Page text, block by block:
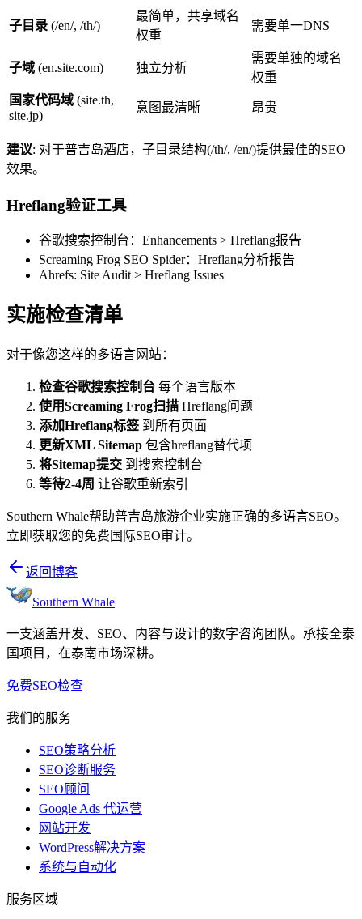
子目录 (/en/, /th/)
最简单，共享域名
权重
需要单一DNS
子域 (en.site.com) 独立分析
需要单独的域名
权重
国家代码域 (site.th,
site.jp)
意图最清晰 昂贵
建议: 对于普吉岛酒店，子目录结构(/th/, /en/)提供最佳的SEO
效果。
Hreflang验证工具
谷歌搜索控制台：Enhancements > Hreflang报告
Screaming Frog SEO Spider：Hreflang分析报告
Ahrefs: Site Audit > Hreflang Issues
实施检查清单
对于像您这样的多语言网站：
检查谷歌搜索控制台 每个语言版本
使用Screaming Frog扫描 Hreflang问题
添加Hreflang标签 到所有页面
更新XML Sitemap 包含hreflang替代项
将Sitemap提交 到搜索控制台
等待2-4周 让谷歌重新索引
Southern Whale帮助普吉岛旅游企业实施正确的多语言SEO。
立即获取您的免费国际SEO审计。
返回博客
Southern Whale
一支涵盖开发、SEO、内容与设计的数字咨询团队。承接全泰
国项目，在泰南市场深耕。
免费SEO检查
我们的服务
SEO策略分析
SEO诊断服务
SEO顾问
Google Ads 代运营
网站开发
WordPress解决方案
系统与自动化
服务区域